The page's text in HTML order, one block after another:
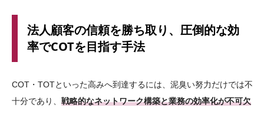
法人顧客の信頼を勝ち取り、圧倒的な効
率でCOTを目指す手法
COT・TOTといった高みへ到達するには、泥臭い努力だけでは不
十分であり、 戦略的なネットワーク構築と業務の効率化が不可欠